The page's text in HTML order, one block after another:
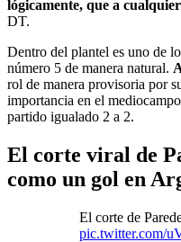
lógicamente, que a
DT.
Dentro del plantel es uno de
número 5 de manera natural.
rol de manera provisoria por
importancia en el
partido igualado 2 a 2.
El corte viral de
como un gol en
El corte de
pic.twitter.com/